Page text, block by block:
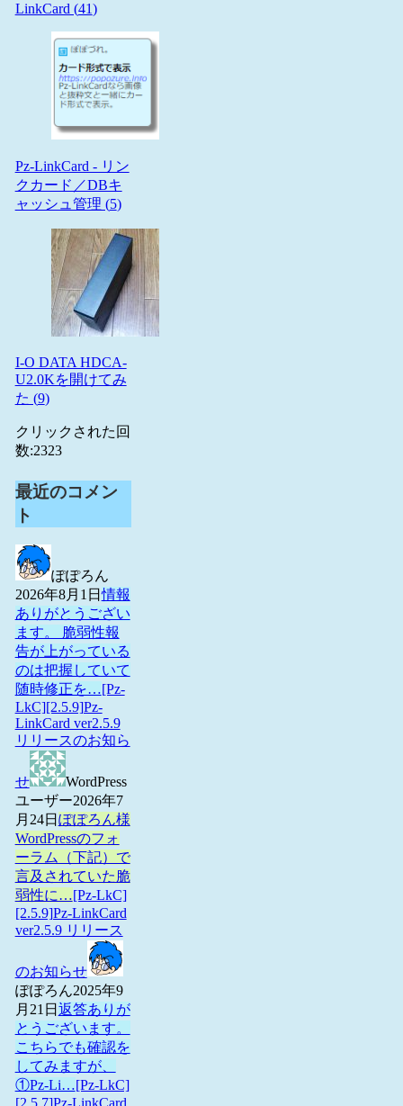
LinkCard (41)
Pz-LinkCard - リン
クカード／DBキ
ャッシュ管理 (5)
I-O DATA HDCA-
U2.0Kを開けてみ
た (9)
クリックされた回
数:2323
最近のコメン
ト
ぽぽろん
2026年8月1日情報
ありがとうござい
ます。 脆弱性報
告が上がっている
のは把握していて
随時修正を…[Pz-
LkC][2.5.9]Pz-
LinkCard ver2.5.9
リリースのお知ら
せ
WordPress
ユーザー2026年7
月24日 ぽぽろん様
WordPressのフォ
ーラム（下記）で
言及されていた脆
弱性に…[Pz-LkC]
[2.5.9]Pz-LinkCard
ver2.5.9 リリース
のお知らせ
ぽぽろん2025年9
月21日 返答ありが
とうございます。
こちらでも確認を
してみますが、
①Pz-Li…[Pz-LkC]